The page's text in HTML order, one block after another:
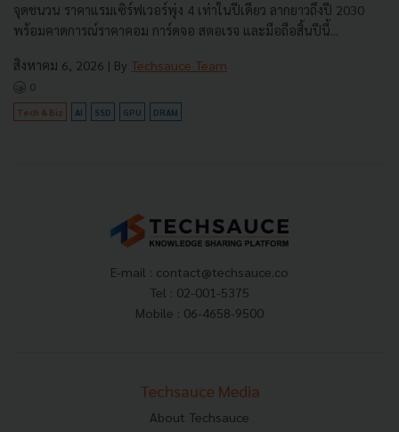
จุดชนวน ราคาแรมเซิร์ฟเวอร์พุ่ง 4 เท่าในปีเดียว ลากยาวถึงปี 2030
พร้อมคาดการณ์ราคาคอม การ์ดจอ สตอเรจ และมือถือสิ้นปีนี้...
สิงหาคม 6, 2026 | By Techsauce Team
0
Tech & Biz AI SSD GPU DRAM
E-mail : contact@techsauce.co
Tel : 02-001-5375
Mobile : 06-4658-9500
Techsauce Media
About Techsauce